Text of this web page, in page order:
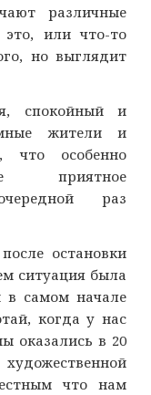
различные
или что-то
но выглядит
спокойный и
жители и
что особенно
раз
остановки
ситуация была
в самом начале
когда у нас
оказались в 20
что нам